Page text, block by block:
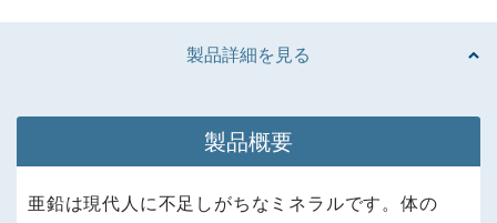
製品詳細を見る
製品概要
亜鉛は現代人に不足しがちなミネラルです。体の